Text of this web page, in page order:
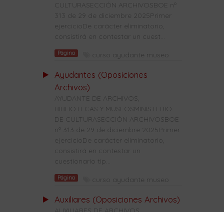
CULTURASECCIÓN ARCHIVOSBOE nº
313 de 29 de diciembre 2025Primer
ejercicioDe carácter eliminatorio,
consistirá en contestar un cuest...
Página curso ayudante museo
Ayudantes (Oposiciones
Archivos)
AYUDANTE DE ARCHIVOS,
BIBLIOTECAS Y MUSEOSMINISTERIO
DE CULTURASECCIÓN ARCHIVOSBOE
nº 313 de 29 de diciembre 2025Primer
ejercicioDe carácter eliminatorio,
consistirá en contestar un
cuestionario tip...
Página curso ayudante museo
Auxiliares (Oposiciones Archivos)